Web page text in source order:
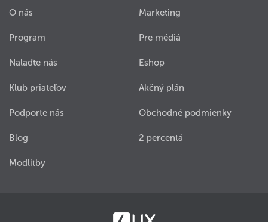
O nás
Program
Nalaďte nás
Klub priateľov
Podporte nás
Blog
Modlitby
Marketing
Pre médiá
Eshop
Akčný plán
Obchodné podmienky
2 percentá